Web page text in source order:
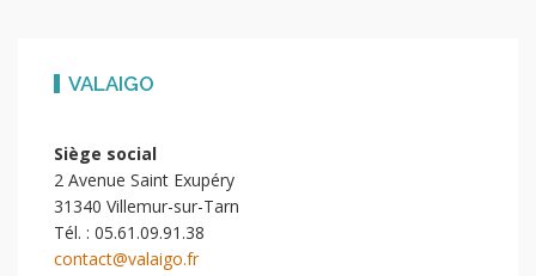
VALAIGO
Siège social
2 Avenue Saint Exupéry
31340 Villemur-sur-Tarn
Tél. : 05.61.09.91.38
contact@valaigo.fr